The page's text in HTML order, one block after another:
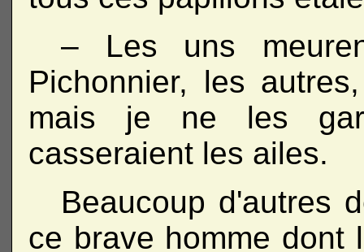
– Les uns
Pichonnier, les
mais je ne les
casseraient les ailes.
Beaucoup d'autres
ce brave homme dont